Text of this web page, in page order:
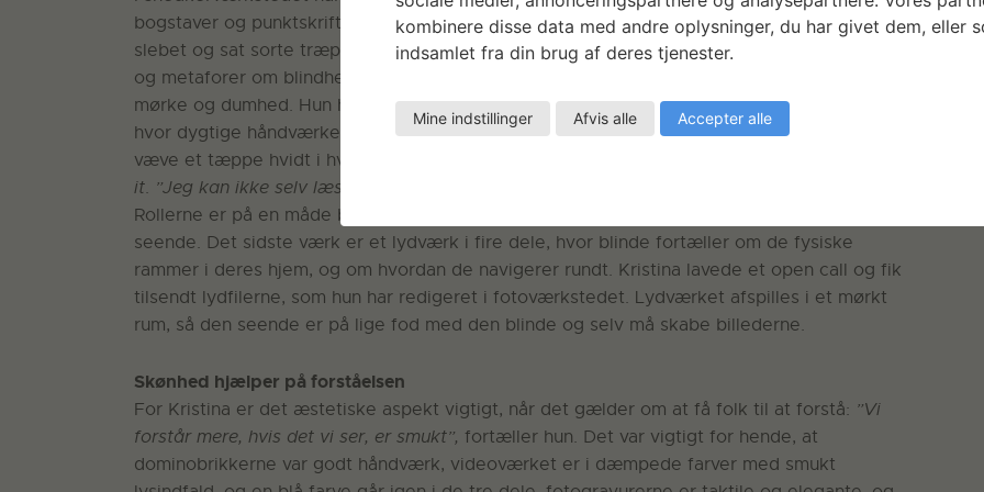
bogstaver og punktskrift, som hun har fået fræset i birketræ på CNC-fræseren og senere
slebet og sat sorte træperler i. De skal bruges i en performance, som diskuterer ordsprog
og metaforer om blindhed, som ofte forbinder syn med lys og visdom og blindhed med
mørke og dumhed. Hun har tidligere været huskunstner på Blindeinstituttet og oplevede der,
hvor dygtige håndværkere, især vævere, mange blinde er. Hun har fået en blind væver til at
væve et tæppe hvidt i hvidt med punktskrift, der siger:
it. ”Jeg kan ikke selv læse værket, og det er jo ret fantastisk”
Rollerne er på en måde byttet om, værket er tilgængeligt for den blinde, ikke for den
seende. Det sidste værk er et lydværk i fire dele, hvor blinde fortæller om de fysiske
rammer i deres hjem, og om hvordan de navigerer rundt. Kristina lavede et open call og fik
tilsendt lydfilerne, som hun har redigeret i fotoværkstedet. Lydværket afspilles i et mørkt
rum, så den seende er på lige fod med den blinde og selv må skabe billederne.
Skønhed hjælper på forståelsen
For Kristina er det æstetiske aspekt vigtigt, når det gælder om at få folk til at forstå: ”Vi
forstår mere, hvis det vi ser, er smukt”, fortæller hun. Det var vigtigt for hende, at
dominobrikkerne var godt håndværk, videoværket er i dæmpede farver med smukt
kombinere disse data med andre oplysninger, du har givet dem, eller
indsamlet fra din brug af deres tjenester.
Mine indstillinger Afvis alle Accepter alle